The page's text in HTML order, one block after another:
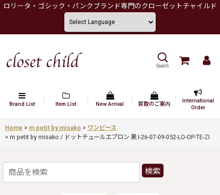
ロリータ・ゴシック・パンクブランド専門のクローゼットチャイルド
Search
Brand List Item List New Arrival 買取のご案内
International
Order
Home > m petit by misako > ワンピース
> m petit by misako / ドットチュールエプロン 黒 I-26-07-09-052-LO-OP-TE-ZI
検索